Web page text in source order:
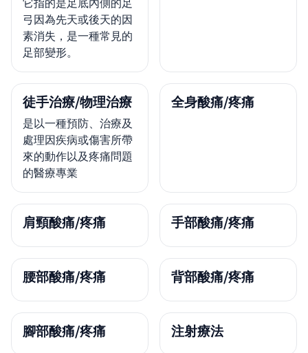
弓因為先天或後天的因
素消失，是一種常見的
足部變形。
徒手治療/物理治療
是以一種預防、治療及
處理因疾病或傷害所帶
來的動作以及疼痛問題
的醫療專業
全身酸痛/疼痛
肩頸酸痛/疼痛 手部酸痛/疼痛
腰部酸痛/疼痛 背部酸痛/疼痛
腳部酸痛/疼痛 注射療法